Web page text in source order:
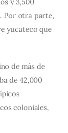
Por otra parte,
yucateco que
de más de
de 42,000
coloniales,